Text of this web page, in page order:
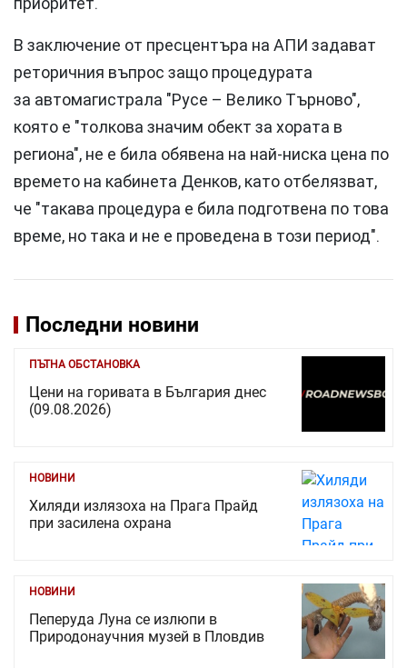
В заключение от пресцентъра на АПИ задават
реторичния въпрос защо процедурата
за автомагистрала "Русе – Велико Търново",
която е "толкова значим обект за хората в
региона", не е била обявена на най-ниска цена по
времето на кабинета Денков, като отбелязват,
че "такава процедура е била подготвена по това
време, но така и не е проведена в този период".
Последни новини
ПЪТНА ОБСТАНОВКА
Цени на горивата в България днес
(09.08.2026)
НОВИНИ
Хиляди излязоха на Прага Прайд
при засилена охрана
НОВИНИ
Пеперуда Луна се излюпи в
Природонаучния музей в Пловдив